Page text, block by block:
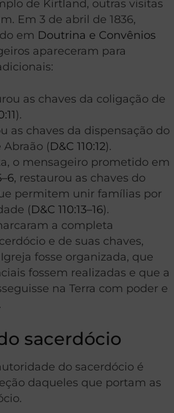
de Kirtland, outras visitas
Em 3 de abril de 1836,
em Doutrina e Convênios
apareceram para
as chaves da coligação de
).
as chaves da dispensação do
(D&C 110:12).
o mensageiro prometido em
, restaurou as chaves do
permitem unir famílias por
(D&C 110:13–16).
a completa
e de suas chaves,
fosse organizada, que
fossem realizadas e que a
na Terra com poder e
sacerdócio
do sacerdócio é
daqueles que portam as